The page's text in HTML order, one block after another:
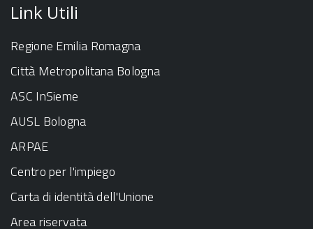
Link Utili
Regione Emilia Romagna
Città Metropolitana Bologna
ASC InSieme
AUSL Bologna
ARPAE
Centro per l'impiego
Carta di identità dell'Unione
Area riservata